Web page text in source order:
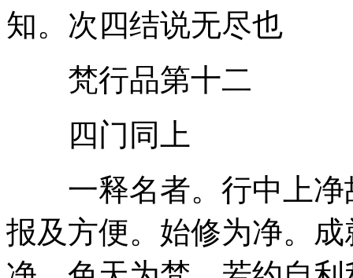
知。次四结说无尽也
梵行品第十二
四门同上
一释名者。行中上净
报及方便。始修为净。